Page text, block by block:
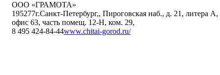
ООО «ГРАМОТА»
195277г.Санкт-Петербург,, Пироговская наб., д. 21, литера А,
офис 63, часть помещ. 12-Н, ком. 29,
8 495 424-84-44www.chitai-gorod.ru/